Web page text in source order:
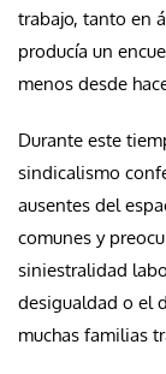
trabajo, tanto en
producía un
menos desde
Durante este
sindicalismo
ausentes del
comunes y
siniestralidad
desigualdad o el
muchas familias